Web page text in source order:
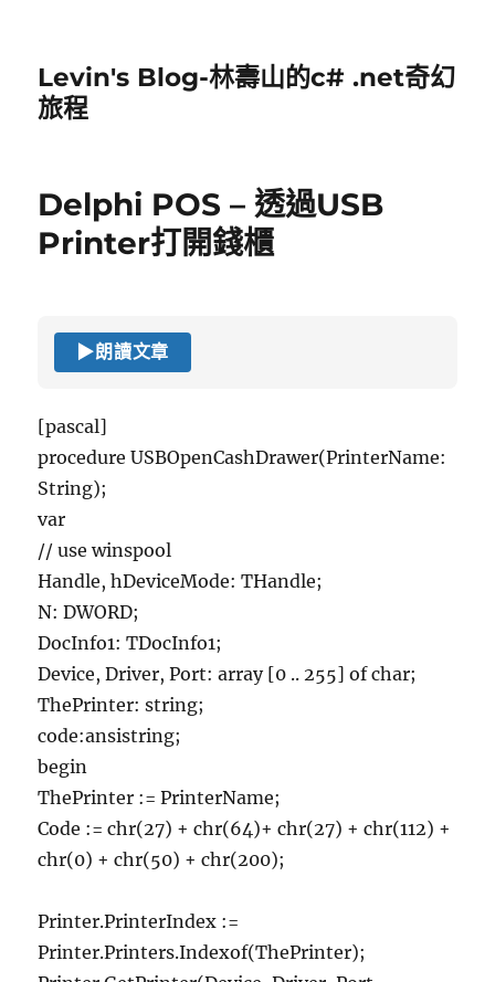
Levin's Blog-林壽山的c# .net奇幻
旅程
Delphi POS – 透過USB
Printer打開錢櫃
▶朗讀文章
[pascal]
procedure USBOpenCashDrawer(PrinterName:
String);
var
// use winspool
Handle, hDeviceMode: THandle;
N: DWORD;
DocInfo1: TDocInfo1;
Device, Driver, Port: array [0 .. 255] of char;
ThePrinter: string;
code:ansistring;
begin
ThePrinter := PrinterName;
Code := chr(27) + chr(64)+ chr(27) + chr(112) +
chr(0) + chr(50) + chr(200);
Printer.PrinterIndex :=
Printer.Printers.Indexof(ThePrinter);